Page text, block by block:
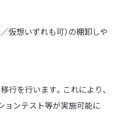
仮想いずれも可）の棚卸しや
行を行います。これにより、
ョンテスト等が実施可能に